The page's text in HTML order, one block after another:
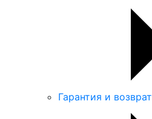
Гарантия и возврат